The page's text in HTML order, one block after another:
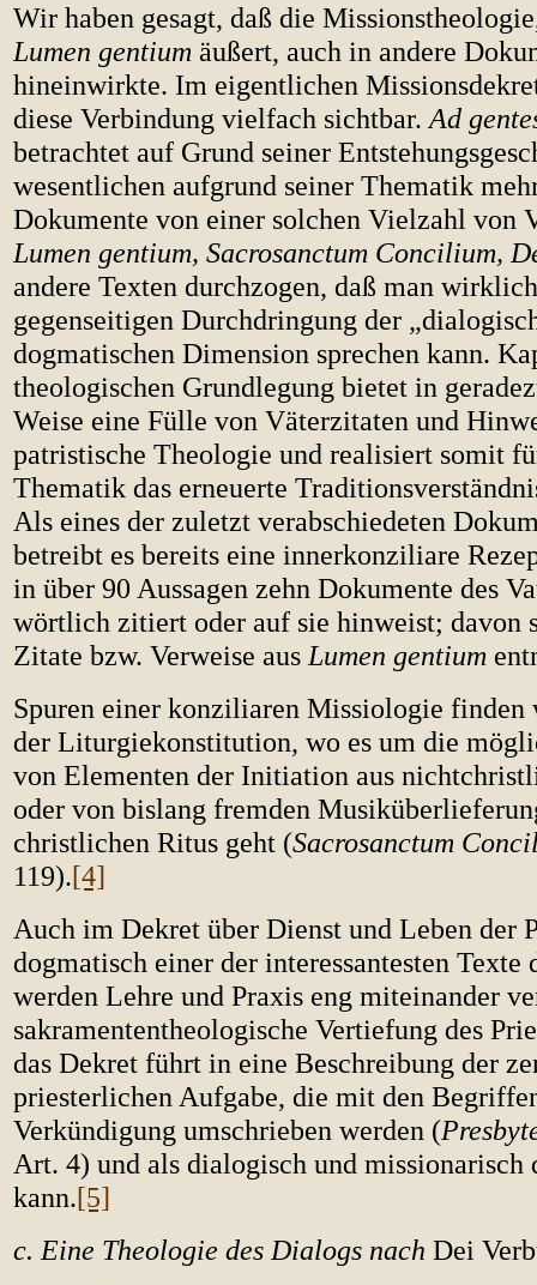
Wir haben gesagt, daß die
Lumen gentium äußert, auch in andere
hineinwirkte. Im eigentlichen
diese Verbindung vielfach sichtbar. Ad
betrachtet auf Grund seiner
wesentlichen aufgrund seiner Thematik
Dokumente von einer solchen Vielzahl von
Lumen gentium, Sacrosanctum Concilium,
andere Texten durchzogen, daß man
gegenseitigen Durchdringung der
dogmatischen Dimension sprechen kann.
theologischen Grundlegung bietet in
Weise eine Fülle von Väterzitaten und
patristische Theologie und realisiert somit
Thematik das erneuerte
Als eines der zuletzt verabschiedeten
betreibt es bereits eine innerkonziliare
in über 90 Aussagen zehn Dokumente des
wörtlich zitiert oder auf sie hinweist; davon
Zitate bzw. Verweise aus Lumen gentium
Spuren einer konziliaren Missiologie
der Liturgiekonstitution, wo es um die
von Elementen der Initiation aus
oder von bislang fremden
christlichen Ritus geht (Sacrosanctum
119).[4]
Auch im Dekret über Dienst und Leben der
dogmatisch einer der interessantesten Texte
werden Lehre und Praxis eng miteinander
sakramententheologische Vertiefung des
das Dekret führt in eine Beschreibung der
priesterlichen Aufgabe, die mit den
Verkündigung umschrieben werden (
Art. 4) und als dialogisch und missionarisch
kann.[5]
c. Eine Theologie des Dialogs nach Dei